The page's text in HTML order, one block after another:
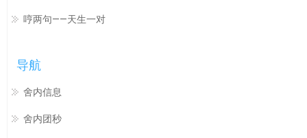
哼两句——天生一对
导航
舍内信息
舍内团秒